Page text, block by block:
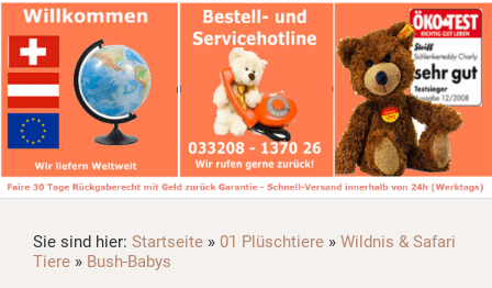
Sie sind hier: Startseite » 01 Plüschtiere » Wildnis & Safari
Tiere » Bush-Babys